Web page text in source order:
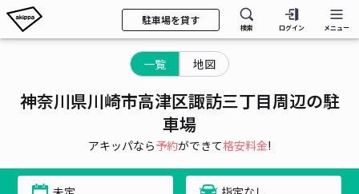
駐車場を貸す
検索 ログイン メニュー
一覧 地図
神奈川県川崎市高津区諏訪三丁目周辺の駐
車場
アキッパなら予約ができて格安料金!